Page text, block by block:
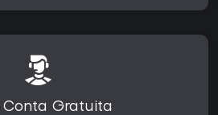
Conta Gratuita